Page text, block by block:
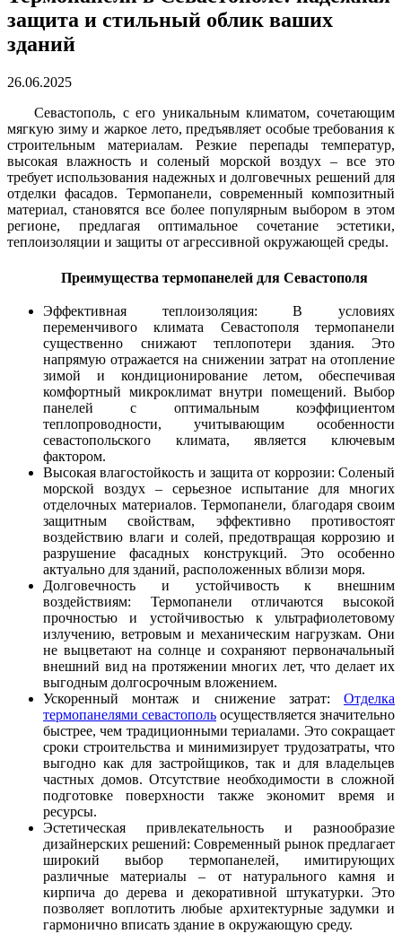
защита и стильный облик ваших
зданий
26.06.2025
Севастополь, с его уникальным климатом, сочетающим
мягкую зиму и жаркое лето, предъявляет особые требования к
строительным материалам. Резкие перепады температур,
высокая влажность и соленый морской воздух – все это
требует использования надежных и долговечных решений для
отделки фасадов. Термопанели, современный композитный
материал, становятся все более популярным выбором в этом
регионе, предлагая оптимальное сочетание эстетики,
теплоизоляции и защиты от агрессивной окружающей среды.
Преимущества термопанелей для Севастополя
Эффективная теплоизоляция: В условиях
переменчивого климата Севастополя термопанели
существенно снижают теплопотери здания. Это
напрямую отражается на снижении затрат на отопление
зимой и кондиционирование летом, обеспечивая
комфортный микроклимат внутри помещений. Выбор
панелей с оптимальным коэффициентом
теплопроводности, учитывающим особенности
севастопольского климата, является ключевым
фактором.
Высокая влагостойкость и защита от коррозии: Соленый
морской воздух – серьезное испытание для многих
отделочных материалов. Термопанели, благодаря своим
защитным свойствам, эффективно противостоят
воздействию влаги и солей, предотвращая коррозию и
разрушение фасадных конструкций. Это особенно
актуально для зданий, расположенных вблизи моря.
Долговечность и устойчивость к внешним
воздействиям: Термопанели отличаются высокой
прочностью и устойчивостью к ультрафиолетовому
излучению, ветровым и механическим нагрузкам. Они
не выцветают на солнце и сохраняют первоначальный
внешний вид на протяжении многих лет, что делает их
выгодным долгосрочным вложением.
Ускоренный монтаж и снижение затрат: Отделка
термопанелями севастополь осуществляется значительно
быстрее, чем традиционными териалами. Это сокращает
сроки строительства и минимизирует трудозатраты, что
выгодно как для застройщиков, так и для владельцев
частных домов. Отсутствие необходимости в сложной
подготовке поверхности также экономит время и
ресурсы.
Эстетическая привлекательность и разнообразие
дизайнерских решений: Современный рынок предлагает
широкий выбор термопанелей, имитирующих
различные материалы – от натурального камня и
кирпича до дерева и декоративной штукатурки. Это
позволяет воплотить любые архитектурные задумки и
гармонично вписать здание в окружающую среду.